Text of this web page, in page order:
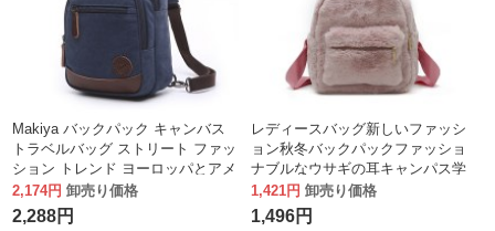
Makiya バックパック キャンバス
トラベルバッグ ストリート ファッ
ション トレンド ヨーロッパとアメ
リカの大容量 アウトドア クロスボ
ディバッグ メンズ レディース
2,174円 卸売り価格
2,288円
レディースバッグ新しいファッシ
ョン秋冬バックパックファッショ
ナブルなウサギの耳キャンパス学
生スクールバッグ
1,421円 卸売り価格
1,496円